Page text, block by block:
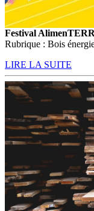
Festival
Rubrique : Bois
LIRE LA SUITE